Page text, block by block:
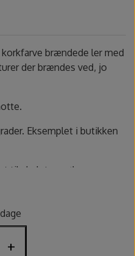
og skeer
og ekstruder
korkfarve brændede ler med
der brændes ved, jo
Eksemplet i butikken
til skulptur, pølse og
+